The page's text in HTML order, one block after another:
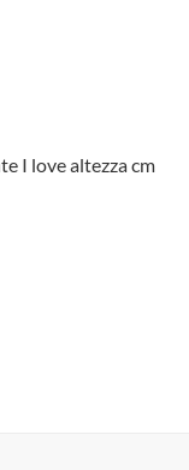
I love altezza cm